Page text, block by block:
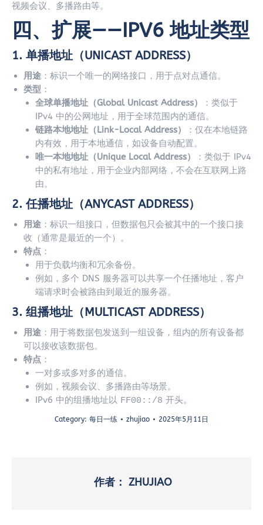
视频会议、多播路由等。
四、扩展——IPV6 地址类型
1. 单播地址（UNICAST ADDRESS）
用途 ：标识一个唯一的网络接口，用于点对点通信。
类型 ：
全球单播地址（Global Unicast Address）
：类似于
IPv4 中的公网地址，用于全球范围内的通信。
链路本地地址（Link-Local Address）
：仅在本地链路
内有效，用于本地通信，如设备自动配置。
唯一本地地址（Unique Local Address）
：类似于 IPv4
中的私有地址，用于企业内部网络，不会在互联网上路
由。
2.任播地址（ANYCAST ADDRESS）
用途 ：标识一组接口，但数据包只会被其中的一个接口接
收（通常是最近的一个）。
特点 ：
用于负载均衡和冗余备份。
例如，多个 DNS 服务器可以共享一个任播地址，客户
端请求时会被路由到最近的服务器。
3. 组播地址（MULTICAST ADDRESS）
用途 ：用于将数据包发送到一组设备，组内的所有设备都
可以接收该数据包。
特点 ：
一对多或多对多的通信。
例如，视频会议、多播路由等场景。
IPv6 中的组播地址以 FF00::/8 开头。
Category: 每日一练 zhujiao 2025年5月11日
作者： ZHUJIAO